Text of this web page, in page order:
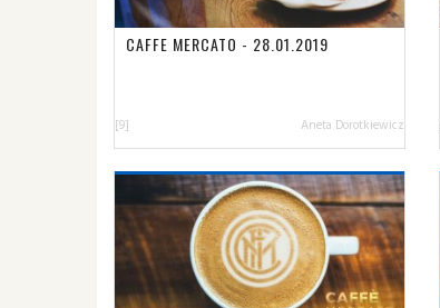
CAFFE MERCATO - 28.01.2019
[9] Aneta Dorotkiewicz